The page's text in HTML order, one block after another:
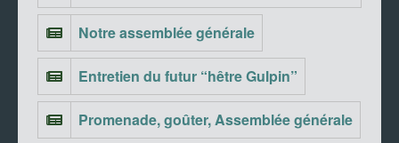
Notre assemblée générale
Entretien du futur “hêtre Gulpin”
Promenade, goûter, Assemblée générale